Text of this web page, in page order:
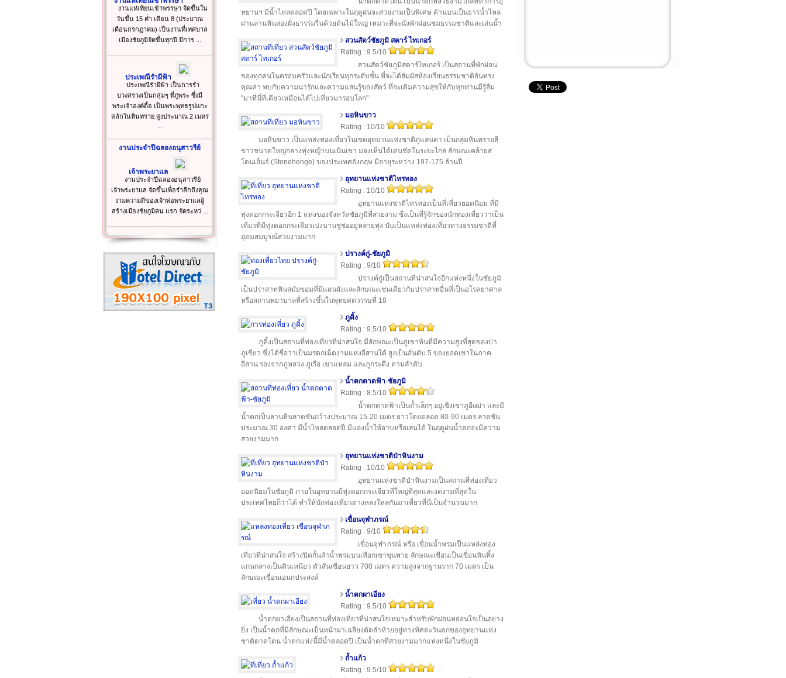
งานแห่เทียนเข้าพรรษา จัดขึ้นใน
วันขึ้น 15 ค่ำ เดือน 8 (ประมาณ
เดือนกรกฎาคม) เป็นงานที่เทศบาล
เมืองชัยภูมิจัดขึ้นทุกปี มีการ ...
ประเพณีรำผีฟ้า
ประเพณีรำผีฟ้า เป็นการรำ
บวงสรวงเป็นกลุ่มๆ ที่ภูพระ ซึ่งมี
พระเจ้าองค์ตื้อ เป็นพระพุทธรูปแกะ
สลักในหินทราย สูงประมาณ 2 เมตร
งานประจำปีฉลองอนุสาวรีย์
เจ้าพระยาแล
งานประจำปีฉลองอนุสาวรีย์
เจ้าพระยาแล จัดขึ้นเพื่อรำลึกถึงคุณ
งามความดีของเจ้าพ่อพระยาแลผู้
สร้างเมืองชัยภูมิคน แรก จัดระหว่ ...
ทยานฯ มีน้ำไหลตลอดปี โดยเฉพาะในฤดูฝนจะสวยงามเป็นพิเศษ ด้านบนเป็นธารน้ำไหล
ผ่านลานหินสองฝั่งธารร่มรื่นด้วยต้นไม้ใหญ่ เหมาะที่จะนั่งพักผ่อนชมธรรมชาติและเล่นน้ำ
สวนสัตว์ชัยภูมิ สตาร์ ไทเกอร์
Rating : 9.5/10
สวนสัตว์ชัยภูมิสตาร์ไทเกอร์ เป็นสถานที่พักผ่อน
ของทุกคนในครอบครัวและนักเรียนทุกระดับชั้น ที่จะได้สัมผัสห้องเรียนธรรมชาติอันทรง
คุณค่า พบกับความน่ารักและความแสนรู้ของสัตว์ ที่จะเติมความสุขให้กับทุกท่านมีรู้ลืม
"มาที่นี่ที่เดียวเหมือนได้ไปเที่ยวมารอบโลก"
มอหินขาว
Rating : 10/10
มอหินขาว เป็นแหล่งท่องเที่ยวในเขตอุทยานแห่งชาติภูแลนคา เป็นกลุ่มหินทรายสี
ขาวขนาดใหญ่กลางทุ่งหญ้าบนเนินเขา มองเห็นได้เด่นชัดในระยะไกล ลักษณะคล้ายส
โตนเฮ็นจ์ (Stonehenge) ของประเทศอังกฤษ มีอายุระหว่าง 197-175 ล้านปี
อุทยานแห่งชาติไทรทอง
Rating : 10/10
อุทยานแห่งชาติไทรทองเป็นที่เที่ยวยอดนิยม ที่มี
ทุ่งดอกกระเจียวอีก 1 แห่งของจังหวัดชัยภูมิที่สวยงาม ซึ่งเป็นที่รู้จักของนักท่องเที่ยวว่าเป็น
เที่ยวที่มีทุ่งดอกกระเจียวเบ่งบานชูช่ออยู่หลายทุ่ง นับเป็นแหล่งท่องเที่ยวทางธรรมชาติที่
อุดมสมบูรณ์สวยงามมาก
ปรางค์กู่-ชัยภูมิ
Rating : 9/10
ปรางค์กู่เป็นสถานที่น่าสนใจอีกแห่งหนึ่งในชัยภูมิ
เป็นปราสาทหินสมัยขอมที่มีแผนผังและลักษณะเช่นเดียวกับปราสาทอื่นที่เป็นอโรคยาศาล
หรือสถานพยาบาลที่สร้างขึ้นในพุทธศตวรรษที่ 18
ภูคิ้ง
Rating : 9.5/10
ภูคิ้งเป็นสถานที่ท่องเที่ยวที่น่าสนใจ มีลักษณะเป็นภูเขาหินที่มีความสูงที่สุดของป่า
ภูเขียว ซึ่งได้ชื่อว่าเป็นมรดกเม็ดงามแห่งอีสานใต้ สูงเป็นอันดับ 5 ของยอดเขาในภาค
อีสาน รองจากภูหลวง ภูเรือ เขาแหลม และภูกระดึง ตามลำดับ
น้ำตกตาดฟ้า-ชัยภูมิ
Rating : 8.5/10
น้ำตกตาดฟ้าเป็นถ้ำเล็กๆ อยู่เชิงเขาภูอีเฒ่า และมี
น้ำตกเป็นลานหินลาดชันกว้างประมาณ 15-20 เมตร ยาวโดยตลอด 80-90 เมตร ลาดชัน
ประมาณ 30 องศา มีน้ำไหลตลอดปี มีแอ่งน้ำให้อาบหรือเล่นได้ ในฤดูฝนน้ำตกจะมีความ
สวยงามมาก
อุทยานแห่งชาติป่าหินงาม
Rating : 10/10
อุทยานแห่งชาติป่าหินงามเป็นสถานที่ท่องเที่ยว
ยอดนิยมในชัยภูมิ ภายในอุทยานมีทุ่งดอกกระเจียวที่ใหญ่ที่สุดและงดงามที่สุดใน
ประเทศไทยก็ว่าได้ ทำให้นักท่องเที่ยวต่างหลงใหลกันมาเที่ยวที่นี่เป็นจำนวนมาก
เขื่อนจุฬาภรณ์
Rating : 9/10
เขื่อนจุฬาภรณ์ หรือ เขื่อนน้ำพรมเป็นแหล่งท่อง
เที่ยวที่น่าสนใจ สร้างปิดกั้นลำน้ำพรมบนเทือกเขาขุนพาย ลักษณะเขื่อนเป็นเขื่อนหินทิ้ง
แกนกลางเป็นดินเหนียว ตัวสันเขื่อนยาว 700 เมตร ความสูงจากฐานราก 70 เมตร เป็น
ลักษณะเขื่อนเอนกประสงค์
น้ำตกผาเอียง
Rating : 9.5/10
น้ำตกผาเอียงเป็นสถานที่ท่องเที่ยวที่น่าสนใจเหมาะสำหรับพักผ่อนหย่อนใจเป็นอย่าง
ยิ่ง เป็นน้ำตกที่มีลักษณะเป็นหน้าผาเฉลียงตัดลำห้วยอยู่ทางทิศตะวันตกของอุทยานแห่ง
ชาติตาดโตน น้ำตกแห่งนี้มีน้ำตลอดปี เป็นน้ำตกที่สวยงามมากแห่งหนึ่งในชัยภูมิ
ถ้ำแก้ว
Rating : 9.5/10